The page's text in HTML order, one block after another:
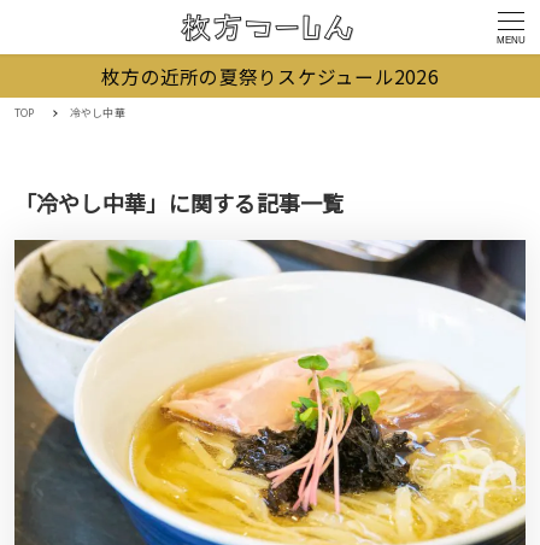
MENU
枚方の近所の夏祭りスケジュール2026
TOP 冷やし中華
「冷やし中華」に関する記事一覧